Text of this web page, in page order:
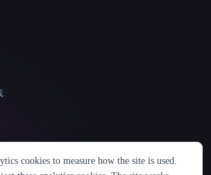
Français Русский 简体中文
cookies to measure how the site is used.